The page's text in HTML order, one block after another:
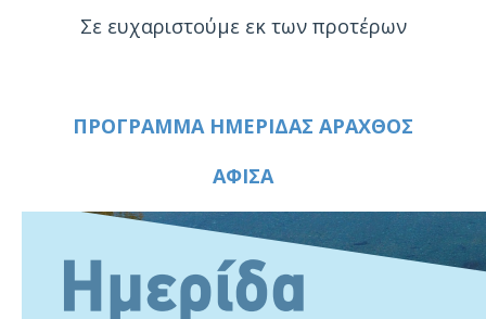
Σε ευχαριστούμε εκ των προτέρων
ΠΡΟΓΡΑΜΜΑ ΗΜΕΡΙΔΑΣ ΑΡΑΧΘΟΣ
ΑΦΙΣΑ